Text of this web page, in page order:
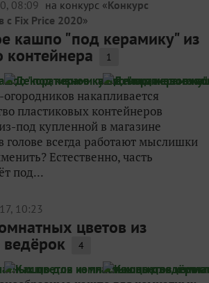
08:09 на конкурс «Конкурс
с Fix Price 2020»
кашпо "под керамику" из
контейнера 1
накапливается
пластиковых контейнеров
под купленной в магазине
голове всегда работают мыслишки
Естественно, часть
под...
10:23
цветов из
4